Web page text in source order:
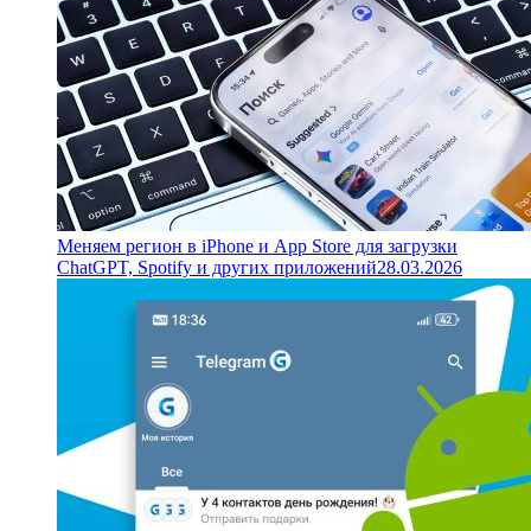
Меняем регион в iPhone и App Store для загрузки
ChatGPT, Spotify и других приложений28.03.2026